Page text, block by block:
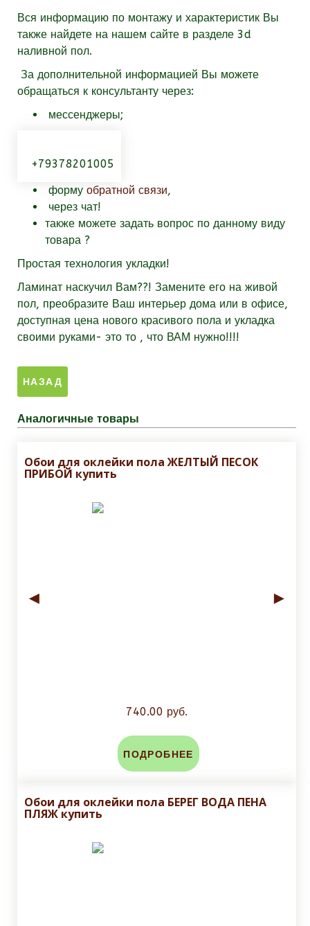
Вся информацию по монтажу и характеристик Вы
также найдете на нашем сайте в разделе 3d
наливной пол.
За дополнительной информацией Вы можете
обращаться к консультанту через:
мессенджеры;
+79378201005
форму обратной связи,
через чат!
также можете задать вопрос по данному виду
товара ?
Простая технология укладки!
Ламинат наскучил Вам??! Замените его на живой
пол, преобразите Ваш интерьер дома или в офисе,
доступная цена нового красивого пола и укладка
своими руками- это то , что ВАМ нужно!!!!
Аналогичные товары
Обои для оклейки пола ЖЕЛТЫЙ ПЕСОК
ПРИБОЙ купить
◄ ►
740.00 руб.
ПОДРОБНЕЕ
Обои для оклейки пола БЕРЕГ ВОДА ПЕНА
ПЛЯЖ купить